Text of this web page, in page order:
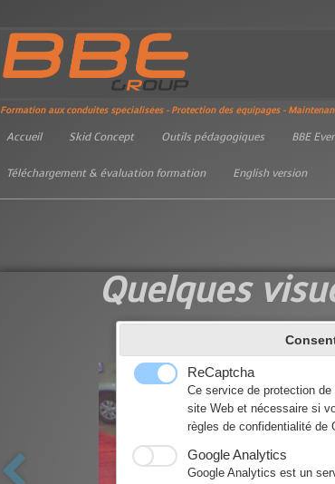
Formation aux conduites spécialisées - Protection des équipages -
Accueil Skid Concept Outils pédagogiques BBE
Téléchargement & évaluation formation English version
Quelques
ReCaptcha
Ce service de protection
site Web et nécessaire si
règles de confidentialité de
Google Analytics
Google Analytics est un